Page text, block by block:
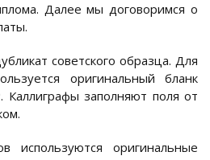
Далее мы договоримся о
советского образца. Для
оригинальный бланк
заполняют поля от
используются оригинальные